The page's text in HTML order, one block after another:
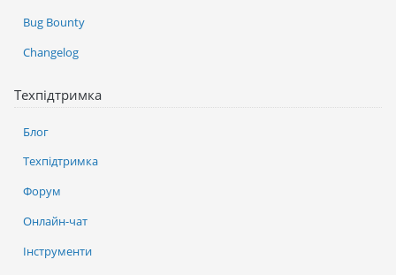
Bug Bounty
Changelog
Техпідтримка
Блог
Техпідтримка
Форум
Онлайн-чат
Інструменти